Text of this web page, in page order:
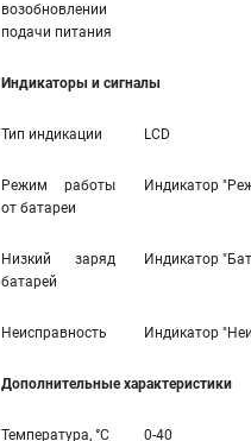
возобновлении
подачи питания
Индикаторы и сигналы
Тип индикации LCD
Режим работы
от батареи
Индикатор
Низкий заряд
батарей
Индикатор
Неисправность Индикатор
Дополнительные характеристики
Температура, °С 0-40